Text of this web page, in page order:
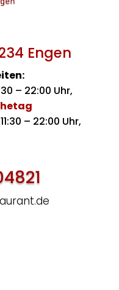
Engen
– 22:00 Uhr,
– 22:00 Uhr,